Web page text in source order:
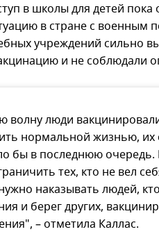
в школы для детей пока
в стране с военным
учреждений сильно
и не соблюдали
волну люди
нормальной жизнью, их
бы в последнюю
тех, кто не вел
наказывать людей,
и берег других,
– отметила Каллас.